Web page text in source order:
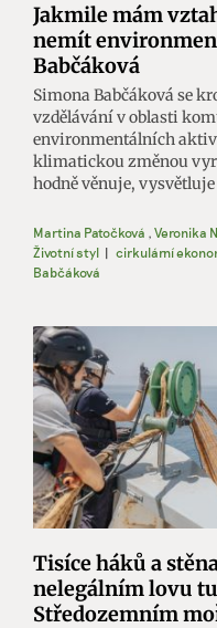
Jakmile mám
nemít
Babčáková
Simona Babčáková se
vzdělávání v oblasti
environmentálních
klimatickou změnou
hodně věnuje,
Martina Patočková Veronika
Životní styl | cirkulární
Babčáková
Tisíce háků a
nelegálním lovu
Středozemním